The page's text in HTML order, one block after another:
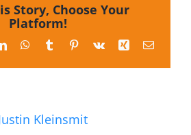
Story, Choose Your
Platform!
LinkedInWhatsApp
TumblrPinterest
Vk Xing E-
Kleinsmit